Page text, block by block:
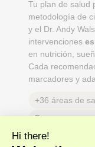
Tu plan de salud
metodología de
y el Dr. Andy
intervenciones
en nutrición,
Cada
marcadores y
+36 áreas de
Peso y grasa
Salud del tracto